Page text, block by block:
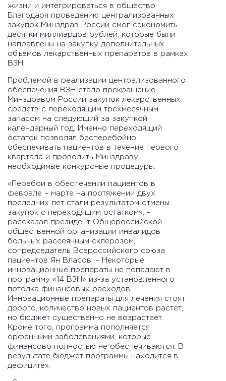
жизни и интегрироваться в общество.
Благодаря проведению централизованных
закупок Минздрав России смог сэкономить
десятки миллиардов рублей, которые были
направлены на закупку дополнительных
объемов лекарственных препаратов в рамках
ВЗН.
Проблемой в реализации централизованного
обеспечения ВЗН стало прекращение
Минздравом России закупок лекарственных
средств с переходящим трехмесячным
запасом на следующий за закупкой
календарный год. Именно переходящий
остаток позволял бесперебойно
обеспечивать пациентов в течение первого
квартала и проводить Минздраву
необходимые конкурсные процедуры.
«Перебои в обеспечении пациентов в
феврале – марте на протяжении двух
последних лет стали результатом отмены
закупок с переходящим остатком», –
рассказал президент Общероссийской
общественной организации инвалидов
больных рассеянным склерозом,
сопредседатель Всероссийского союза
пациентов Ян Власов. – Некоторые
инновационные препараты не попадают в
программу «14 ВЗН» из-за установленного
потолка финансовых расходов.
Инновационные препараты для лечения стоят
дорого, количество новых пациентов растет,
но бюджет существенно не возрастает.
Кроме того, программа пополняется
орфанными заболеваниями, которые
финансово полностью не обеспечиваются. В
результате бюджет программы находится в
дефиците».